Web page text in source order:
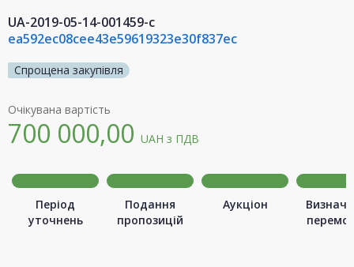
UA-2019-05-14-001459-c
ea592ec08cee43e59619323e30f837ec
Спрощена закупівля
Очікувана вартість
700 000,00 UAH з ПДВ
Період
уточнень
Подання
пропозицій
Аукціон